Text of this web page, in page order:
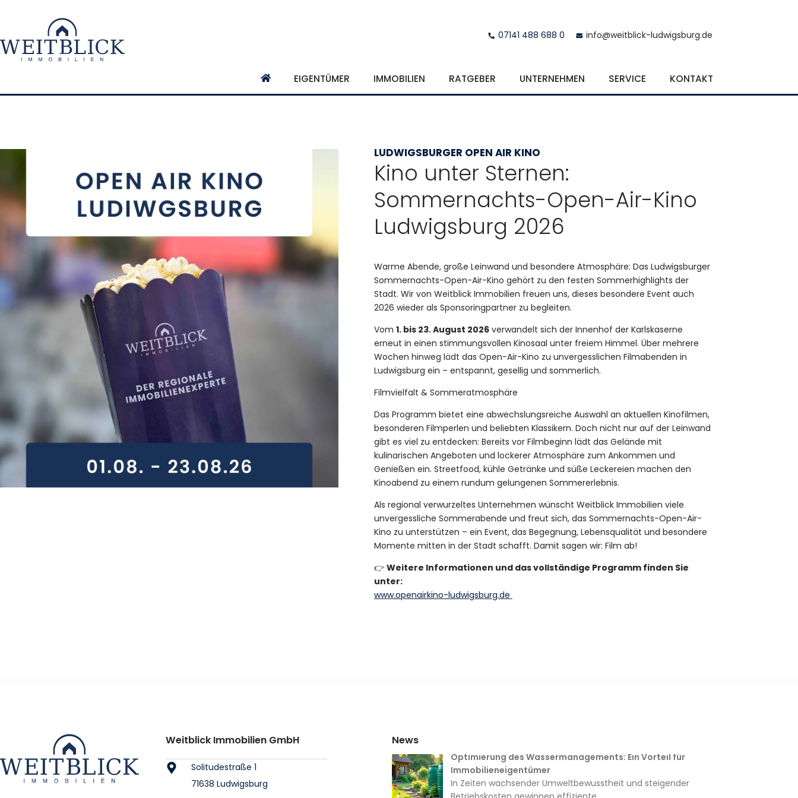
07141 488 688 0 info@weitblick-ludwigsburg.de
EIGENTÜMER IMMOBILIEN RATGEBER UNTERNEHMEN SERVICE KONTAKT
LUDWIGSBURGER OPEN AIR KINO
Kino unter Sternen:
Sommernachts-Open-Air-Kino
Ludwigsburg 2026
Warme Abende, große Leinwand und besondere Atmosphäre: Das Ludwigsburger
Sommernachts-Open-Air-Kino gehört zu den festen Sommerhighlights der
Stadt. Wir von Weitblick Immobilien freuen uns, dieses besondere Event auch
2026 wieder als Sponsoringpartner zu begleiten.
Vom 1. bis 23. August 2026 verwandelt sich der Innenhof der Karlskaserne
erneut in einen stimmungsvollen Kinosaal unter freiem Himmel. Über mehrere
Wochen hinweg lädt das Open-Air-Kino zu unvergesslichen Filmabenden in
Ludwigsburg ein – entspannt, gesellig und sommerlich.
Filmvielfalt & Sommeratmosphäre
Das Programm bietet eine abwechslungsreiche Auswahl an aktuellen Kinofilmen,
besonderen Filmperlen und beliebten Klassikern. Doch nicht nur auf der Leinwand
gibt es viel zu entdecken: Bereits vor Filmbeginn lädt das Gelände mit
kulinarischen Angeboten und lockerer Atmosphäre zum Ankommen und
Genießen ein. Streetfood, kühle Getränke und süße Leckereien machen den
Kinoabend zu einem rundum gelungenen Sommererlebnis.
Als regional verwurzeltes Unternehmen wünscht Weitblick Immobilien viele
unvergessliche Sommerabende und freut sich, das Sommernachts-Open-Air-
Kino zu unterstützen – ein Event, das Begegnung, Lebensqualität und besondere
Momente mitten in der Stadt schafft. Damit sagen wir: Film ab!
👉 Weitere Informationen und das vollständige Programm finden Sie
unter:
www.openairkino-ludwigsburg.de
Weitblick Immobilien GmbH
Solitudestraße 1
71638 Ludwigsburg
News
Optimierung des Wassermanagements: Ein Vorteil für
Immobilieneigentümer
In Zeiten wachsender Umweltbewusstheit und steigender